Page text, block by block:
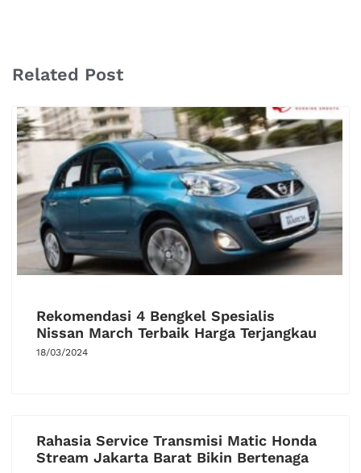
Related Post
Rekomendasi 4 Bengkel Spesialis
Nissan March Terbaik Harga Terjangkau
18/03/2024
Rahasia Service Transmisi Matic Honda
Stream Jakarta Barat Bikin Bertenaga